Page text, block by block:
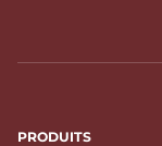
PRODUITS